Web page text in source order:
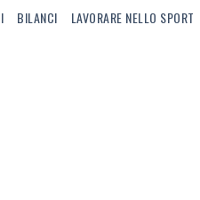
BILANCI LAVORARE NELLO SPORT